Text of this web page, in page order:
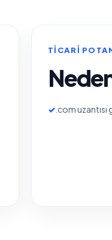
TICARI
✓ .com